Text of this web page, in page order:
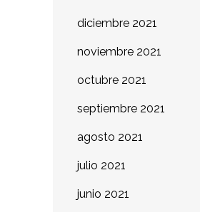
diciembre 2021
noviembre 2021
octubre 2021
septiembre 2021
agosto 2021
julio 2021
junio 2021